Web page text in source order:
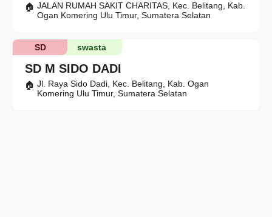
JALAN RUMAH SAKIT CHARITAS, Kec. Belitang, Kab.
Ogan Komering Ulu Timur, Sumatera Selatan
SD M SIDO DADI
swasta
SD
Jl. Raya Sido Dadi, Kec. Belitang, Kab. Ogan
Komering Ulu Timur, Sumatera Selatan